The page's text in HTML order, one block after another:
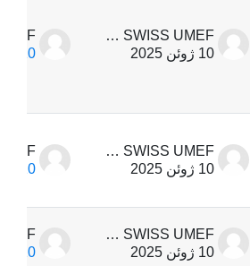
WebMaster SWISS UMEF
10 ژوئن 2025
10 ژوئن 2025
WebMaster SWISS UMEF
10 ژوئن 2025
10 ژوئن 2025
WebMaster SWISS UMEF
10 ژوئن 2025
10 ژوئن 2025